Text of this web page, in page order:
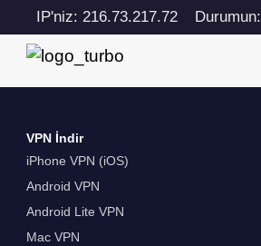
IP'niz: 216.73.217.72 Durumun:
VPN İndir
iPhone VPN (iOS)
Android VPN
Android Lite VPN
Mac VPN